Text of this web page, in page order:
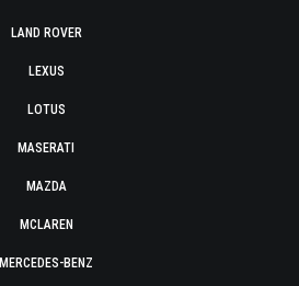
LAND ROVER
LEXUS
LOTUS
MASERATI
MAZDA
MCLAREN
MERCEDES-BENZ